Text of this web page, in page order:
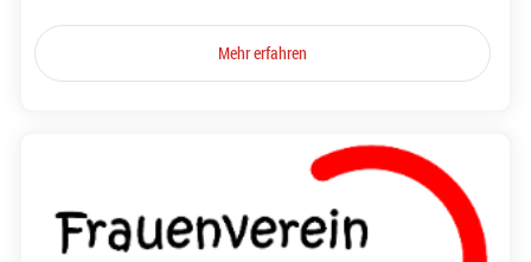
Mehr erfahren